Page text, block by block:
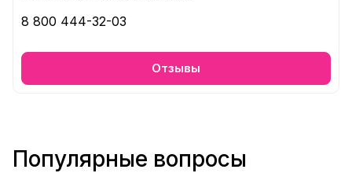
8 800 444-32-03
Отзывы
Популярные вопросы